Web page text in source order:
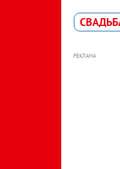
РЕКЛАМА